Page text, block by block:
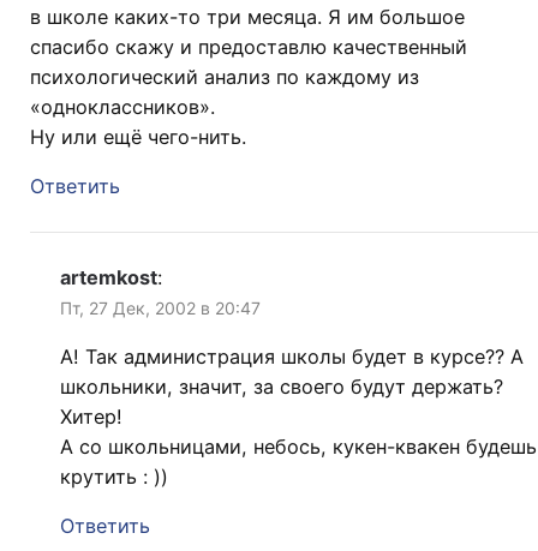
в школе каких-то три месяца. Я им большое
спасибо скажу и предоставлю качественный
психологический анализ по каждому из
«одноклассников».
Ну или ещё чего-нить.
Ответить
artemkost:
Пт, 27 Дек, 2002 в 20:47
А! Так администрация школы будет в курсе?? А
школьники, значит, за своего будут держать?
Хитер!
А со школьницами, небось, кукен-квакен будешь
крутить : ))
Ответить